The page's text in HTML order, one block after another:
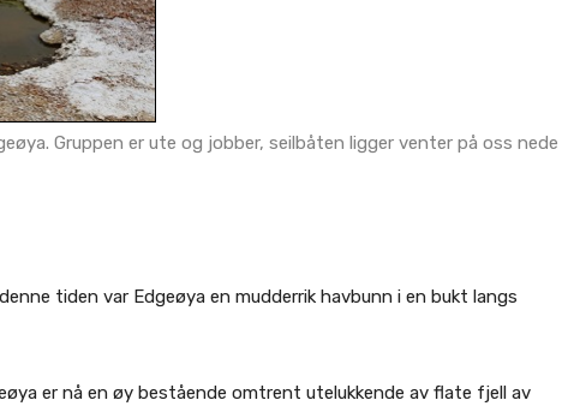
Gruppen er ute og jobber, seilbåten ligger venter på oss nede
tiden var Edgeøya en mudderrik havbunn i en bukt langs
er nå en øy bestående omtrent utelukkende av flate fjell av